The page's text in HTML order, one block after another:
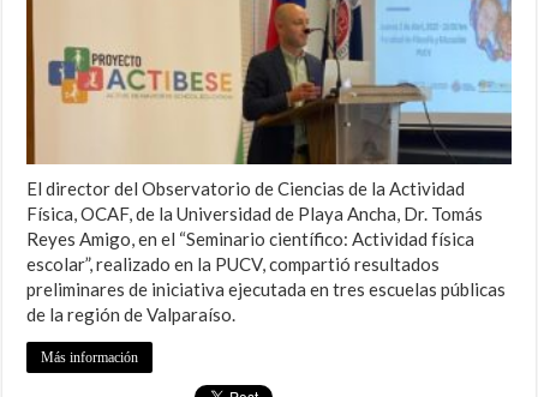
El director del Observatorio de Ciencias de la Actividad
Física, OCAF, de la Universidad de Playa Ancha, Dr. Tomás
Reyes Amigo, en el “Seminario científico: Actividad física
escolar”, realizado en la PUCV, compartió resultados
preliminares de iniciativa ejecutada en tres escuelas públicas
de la región de Valparaíso.
Más información